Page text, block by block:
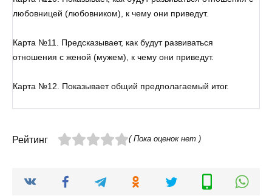
любовницей (любовником), к чему они приведут.
Карта №11. Предсказывает, как будут развиваться
отношения с женой (мужем), к чему они приведут.
Карта №12. Показывает общий предполагаемый итог.
Рейтинг ( Пока оценок нет )